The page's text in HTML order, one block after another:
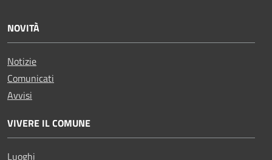
NOVITÀ
Notizie
Comunicati
Avvisi
VIVERE IL COMUNE
Luoghi